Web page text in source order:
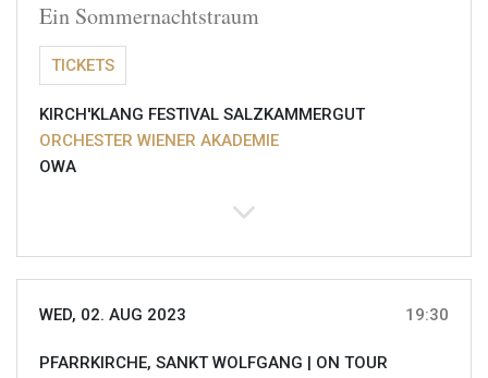
Ein Sommernachtstraum
TICKETS
KIRCH'KLANG FESTIVAL SALZKAMMERGUT
ORCHESTER WIENER AKADEMIE
OWA
WED, 02. AUG 2023 19:30
PFARRKIRCHE, SANKT WOLFGANG | ON TOUR